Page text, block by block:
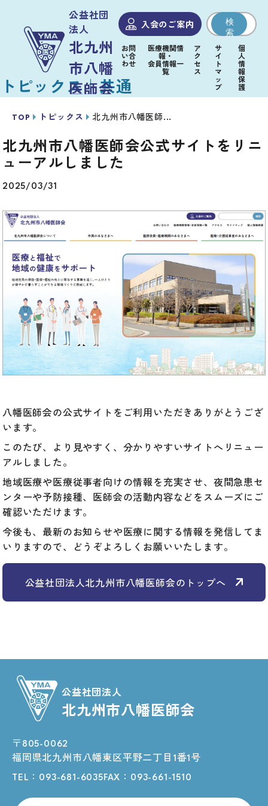
公益社団
法人
北九州
市八幡
医師会
入会のご案内
検
索
お問
い合
わせ
医療機関情
報・
会員情報一
覧
ア
ク
セ
ス
サ
イ
ト
マ
ッ
プ
個
人
情
報
保
護
州市
八幡
会
いて
市民
のみ
会
なさ
まへ
療・
さま
へ
トピックス｜共通
TOP トピックス 北九州市八幡医師...
北九州市八幡医師会公式サイトをリニ
ューアルしました
2025/03/31
八幡医師会の公式サイトをご利用いただきありがとうござ
います。
このたび、より見やすく、分かりやすいサイトへリニュー
アルしました。
地域医療や医療従事者向けの情報を充実させ、夜間急患セ
ンターや予防接種、医師会の活動内容などをスムーズにご
確認いただけます。
今後も、最新のお知らせや医療に関する情報を発信してま
いりますので、どうぞよろしくお願いいたします。
公益社団法人北九州市八幡医師会のトップへ
公益社団法人
北九州市八幡医師会
〒805-0062
福岡県北九州市八幡東区平野二丁目1番1号
TEL： 093-681-6035 FAX：093-661-1510